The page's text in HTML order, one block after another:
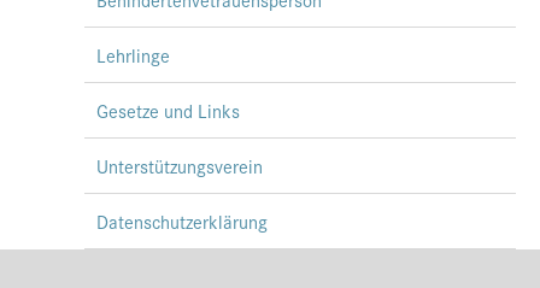
Lehrlinge
Gesetze und Links
Unterstützungsverein
Datenschutzerklärung